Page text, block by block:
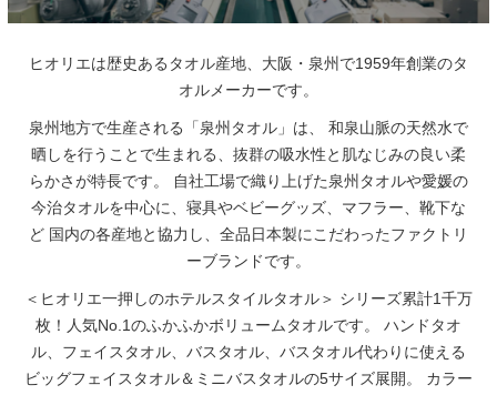
ヒオリエは歴史あるタオル産地、大阪・泉州で1959年創業のタ
オルメーカーです。
泉州地方で生産される「泉州タオル」は、
和泉山脈の天然水で
晒しを行うことで生まれる、抜群の吸水性と肌なじみの良い柔
らかさが特長です。
自社工場で織り上げた泉州タオルや愛媛の
今治タオルを中心に、寝具やベビーグッズ、マフラー、靴下な
ど 国内の各産地と協力し、全品日本製にこだわったファクトリ
ーブランドです。
＜ヒオリエ一押しのホテルスタイルタオル＞ シリーズ累計1千万
枚！人気No.1のふかふかボリュームタオルです。
ハンドタオ
ル、フェイスタオル、バスタオル、バスタオル代わりに使える
ビッグフェイスタオル＆ミニバスタオルの5サイズ展開。
カラー